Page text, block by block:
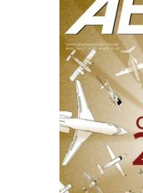
Jogos hoje na TV